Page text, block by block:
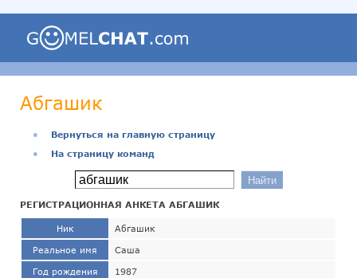
Абгашик
●
Вернуться на главную страницу
●
На страницу команд
РЕГИСТРАЦИОННАЯ АНКЕТА АБГАШИК
Ник Абгашик
Реальное имя Саша
Год рождения 1987